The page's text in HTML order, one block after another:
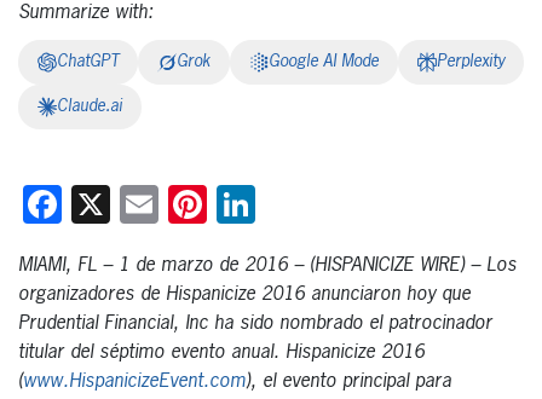
Summarize with:
ChatGPT Grok Google AI Mode Perplexity
Claude.ai
Facebook
X EmailPinterest
MIAMI, FL – 1 de marzo de 2016 – (HISPANICIZE WIRE) – Los
organizadores de Hispanicize 2016 anunciaron hoy que
Prudential Financial, Inc ha sido nombrado el patrocinador
titular del séptimo evento anual. Hispanicize 2016
(www.HispanicizeEvent.com), el evento principal para